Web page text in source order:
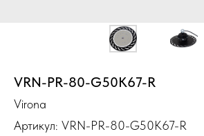
VRN-PR-80-G50K67-R
Virona
Артикул: VRN-PR-80-G50K67-R